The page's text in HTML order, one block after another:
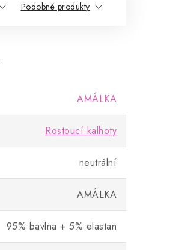
Podobné produkty
AMÁLKA
Rostoucí kalhoty
neutrální
AMÁLKA
95% bavlna + 5% elastan